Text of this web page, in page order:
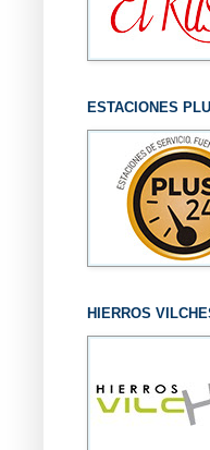
ESTACIONES
HIERROS